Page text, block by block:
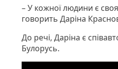
– У кожної людини є
говорить Даріна
До речі, Даріна є
Булорусь.